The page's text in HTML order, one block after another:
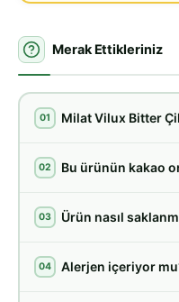
Merak Ettikleriniz
01 Milat Vilux Bitter
02 Bu ürünün kakao
03 Ürün nasıl
04 Alerjen içeriyor